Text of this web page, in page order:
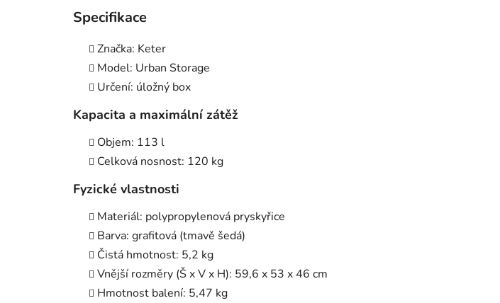
Specifikace
Značka: Keter
Model: Urban Storage
Určení: úložný box
Kapacita a maximální zátěž
Objem: 113 l
Celková nosnost: 120 kg
Fyzické vlastnosti
Materiál: polypropylenová pryskyřice
Barva: grafitová (tmavě šedá)
Čistá hmotnost: 5,2 kg
Vnější rozměry (Š x V x H): 59,6 x 53 x 46 cm
Hmotnost balení: 5,47 kg